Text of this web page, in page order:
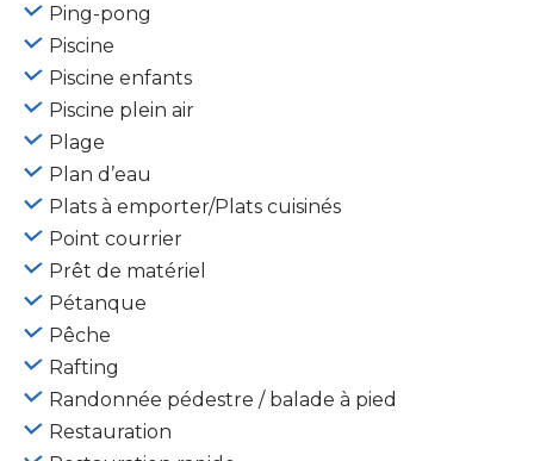
Ping-pong
Piscine
Piscine enfants
Piscine plein air
Plage
Plan d’eau
Plats à emporter/Plats cuisinés
Point courrier
Prêt de matériel
Pétanque
Pêche
Rafting
Randonnée pédestre / balade à pied
Restauration